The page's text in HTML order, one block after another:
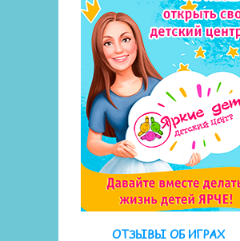
ОТЗЫВЫ ОБ ИГРАХ